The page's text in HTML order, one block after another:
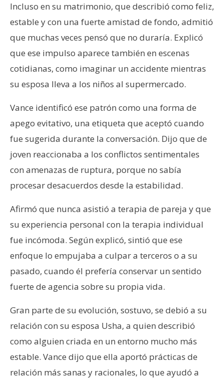
Incluso en su matrimonio, que describió como feliz,
estable y con una fuerte amistad de fondo, admitió
que muchas veces pensó que no duraría. Explicó
que ese impulso aparece también en escenas
cotidianas, como imaginar un accidente mientras
su esposa lleva a los niños al supermercado.
Vance identificó ese patrón como una forma de
apego evitativo, una etiqueta que aceptó cuando
fue sugerida durante la conversación. Dijo que de
joven reaccionaba a los conflictos sentimentales
con amenazas de ruptura, porque no sabía
procesar desacuerdos desde la estabilidad.
Afirmó que nunca asistió a terapia de pareja y que
su experiencia personal con la terapia individual
fue incómoda. Según explicó, sintió que ese
enfoque lo empujaba a culpar a terceros o a su
pasado, cuando él prefería conservar un sentido
fuerte de agencia sobre su propia vida.
Gran parte de su evolución, sostuvo, se debió a su
relación con su esposa Usha, a quien describió
como alguien criada en un entorno mucho más
estable. Vance dijo que ella aportó prácticas de
relación más sanas y racionales, lo que ayudó a